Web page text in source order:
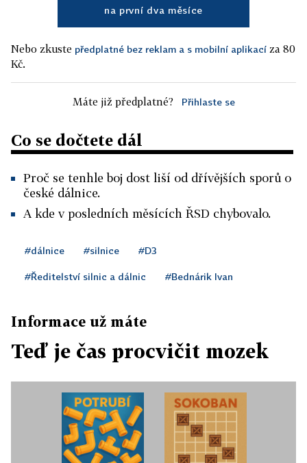
na první dva měsíce
Nebo zkuste předplatné bez reklam a s mobilní aplikací za 80
Kč.
Máte již předplatné? Přihlaste se
Co se dočtete dál
Proč se tenhle boj dost liší od dřívějších sporů o
české dálnice.
A kde v posledních měsících ŘSD chybovalo.
#dálnice #silnice #D3
#Ředitelství silnic a dálnic #Bednárik Ivan
Informace už máte
Teď je čas procvičit mozek